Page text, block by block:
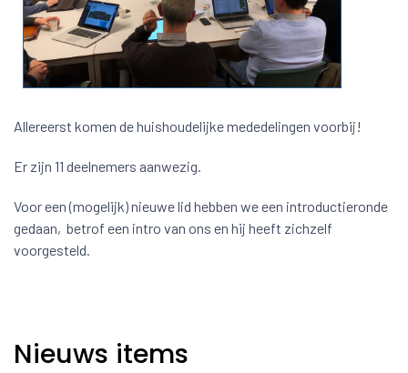
Allereerst komen de huishoudelijke mededelingen voorbij!
Er zijn 11 deelnemers aanwezig.
Voor een (mogelijk) nieuwe lid hebben we een introductieronde
gedaan, betrof een intro van ons en hij heeft zichzelf
voorgesteld.
Nieuws items